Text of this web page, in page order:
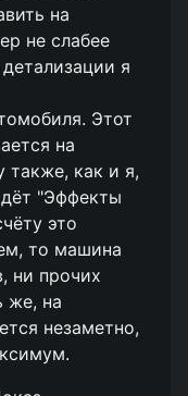
на
не слабее
я
Этот
на
также, как и я,
"Эффекты
это
то машина
ни прочих
же, на
незаметно,